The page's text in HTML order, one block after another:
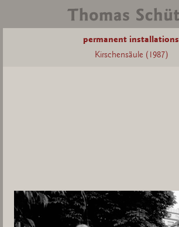
permanent installations
Kirschensäule (1987)